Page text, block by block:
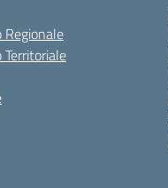
Regionale
Territoriale